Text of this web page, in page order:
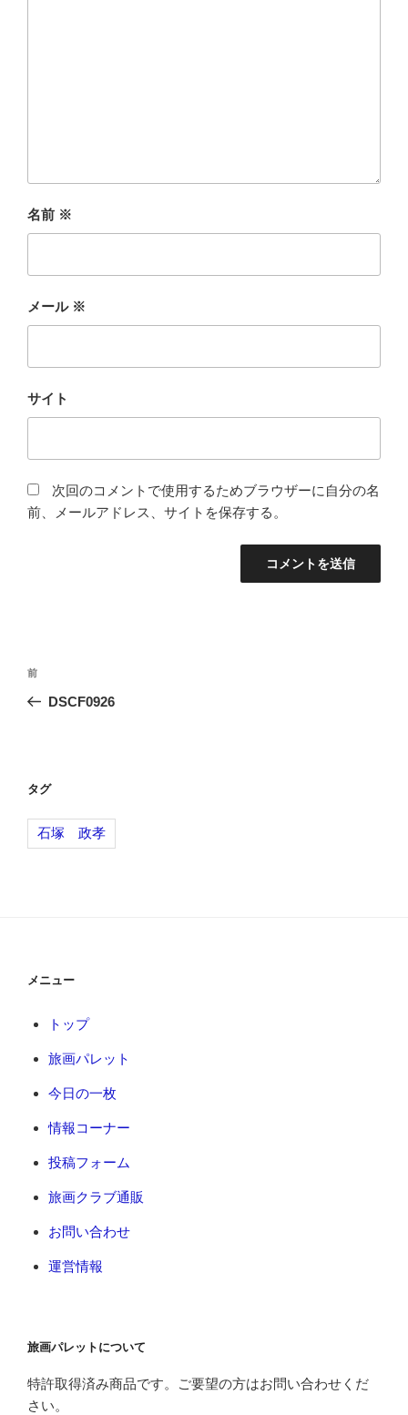
名前 ※
メール ※
サイト
次回のコメントで使用するためブラウザーに自分の名
前、メールアドレス、サイトを保存する。
投
ナ
ー
シ
ョ
前
の
前
DSCF0926
タグ
石塚 政孝
メニュー
トップ
旅画パレット
今日の一枚
情報コーナー
投稿フォーム
旅画クラブ通販
お問い合わせ
運営情報
旅画パレットについて
特許取得済み商品です。ご要望の方はお問い合わせくだ
さい。